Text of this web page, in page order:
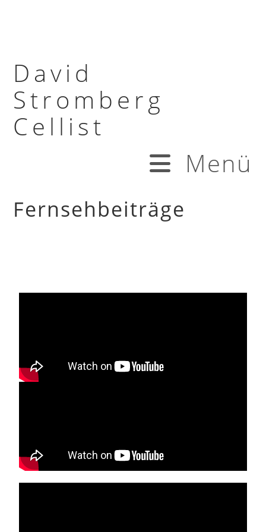
David
Stromberg
Cellist
Menü
Fernsehbeiträge